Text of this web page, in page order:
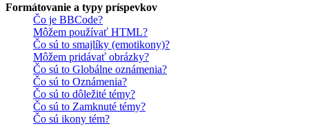
Formátovanie a typy príspevkov
Čo je BBCode?
Môžem používať HTML?
Čo sú to smajlíky (emotikony)?
Môžem pridávať obrázky?
Čo sú to Globálne oznámenia?
Čo sú to Oznámenia?
Čo sú to dôležité témy?
Čo sú to Zamknuté témy?
Čo sú ikony tém?